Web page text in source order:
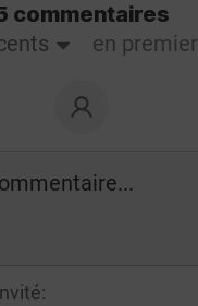
commentaires
en premier